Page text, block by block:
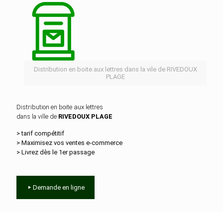
Distribution en boite aux lettres dans la vile de RIVEDOUX
PLAGE
Distribution en boite aux lettres
dans la ville de RIVEDOUX PLAGE
> tarif compétitif
> Maximisez vos ventes e‑commerce
> Livrez dès le 1er passage
Demande en ligne